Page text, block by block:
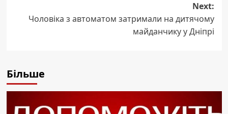
Next:
Чоловіка з автоматом затримали на дитячому
майданчику у Дніпрі
Більше